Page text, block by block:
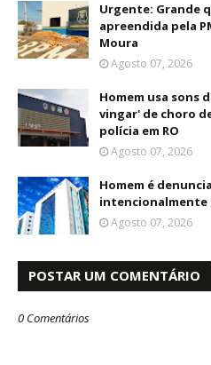
Urgente: Grande
apreendida pela
Moura
Agosto 07, 2026
Homem usa sons
vingar' de choro
polícia em RO
Agosto 07, 2026
Homem é
intencionalmente
Agosto 07, 2026
POSTAR UM COMENTÁRIO
0 Comentários